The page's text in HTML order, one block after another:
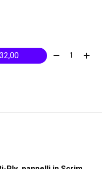
Quantità: